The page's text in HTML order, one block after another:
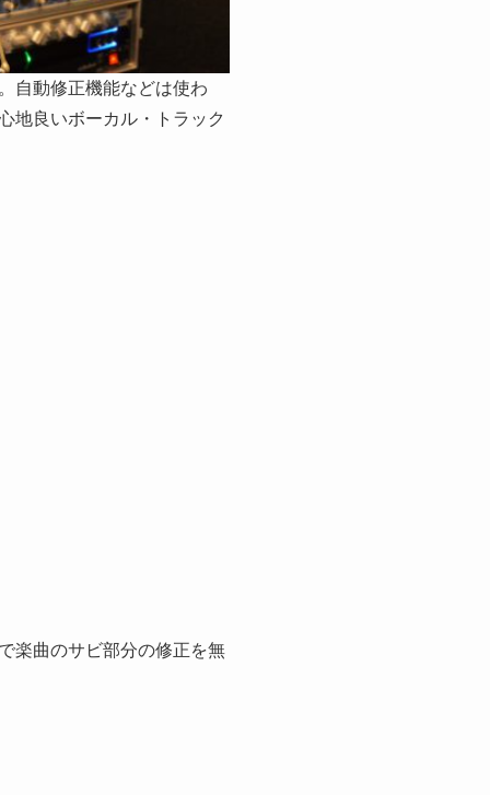
自動修正機能などは使わ
地良いボーカル・トラック
楽曲のサビ部分の修正を無